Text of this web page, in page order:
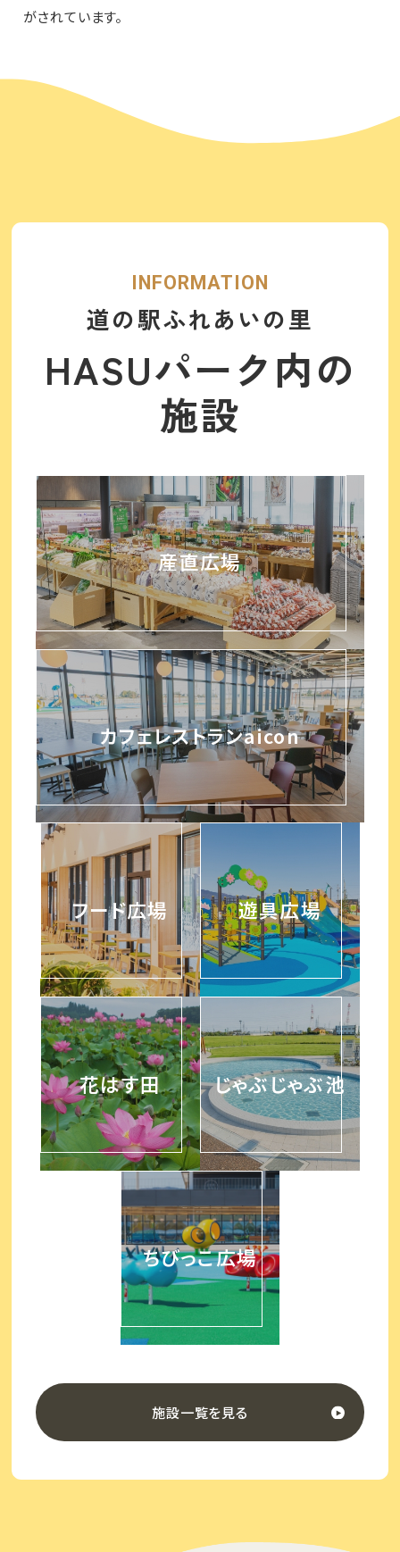
がされています。
INFORMATION
道の駅ふれあいの里
HASUパーク内の
施設
産直広場
カフェレストランaicon
フード広場 遊具広場
花はす田 じゃぶじゃぶ池
ちびっこ広場
施設一覧を見る